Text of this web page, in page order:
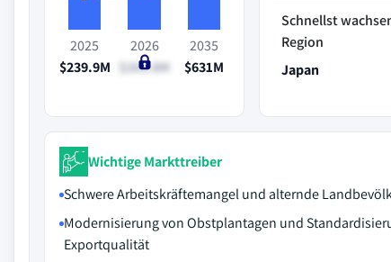
2025
$239.9M
2026
$263.8M
2035
$631M
Schnellst
Region
Japan
Wichtige Markttreiber
Schwere Arbeitskräftemangel und alternde
Modernisierung von Obstplantagen und
Exportqualität